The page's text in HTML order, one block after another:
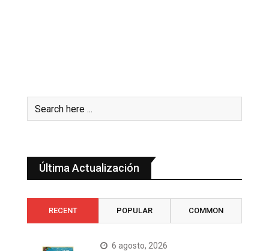
Última Actualización
RECENT POPULAR COMMON
6 agosto, 2026